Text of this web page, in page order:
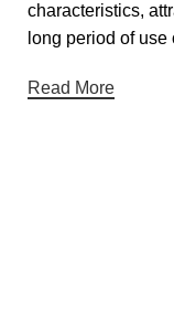
characteristics,
long period of
Read More